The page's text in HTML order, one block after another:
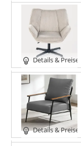
Details & Preise
Details & Preise